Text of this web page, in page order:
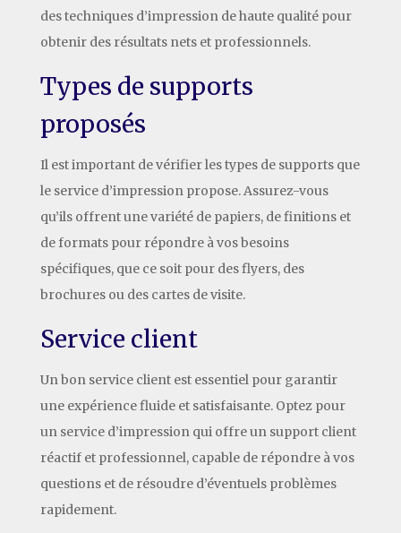
des techniques d’impression de haute qualité pour
obtenir des résultats nets et professionnels.
Types de supports
proposés
Il est important de vérifier les types de supports que
le service d’impression propose. Assurez-vous
qu’ils offrent une variété de papiers, de finitions et
de formats pour répondre à vos besoins
spécifiques, que ce soit pour des flyers, des
brochures ou des cartes de visite.
Service client
Un bon service client est essentiel pour garantir
une expérience fluide et satisfaisante. Optez pour
un service d’impression qui offre un support client
réactif et professionnel, capable de répondre à vos
questions et de résoudre d’éventuels problèmes
rapidement.